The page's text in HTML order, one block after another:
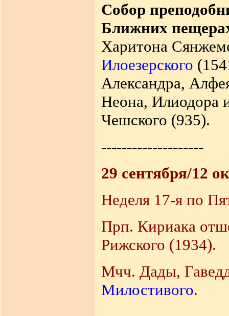
Собор
Ближних
Харитона
Илоезерского
Александра,
Неона, Илиодора
Чешского (935).
--------------------
29 сентября/12
Неделя 17-я по
Прп. Кириака
Рижского (1934).
Мчч. Дады,
Милостивого.